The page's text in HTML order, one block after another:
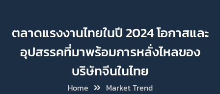
ตลาดแรงงานไทยในปี 2024 โอกาสและ
อุปสรรคที่มาพร้อมการหลั่งไหลของ
บริษัทจีนในไทย
Home Market Trend